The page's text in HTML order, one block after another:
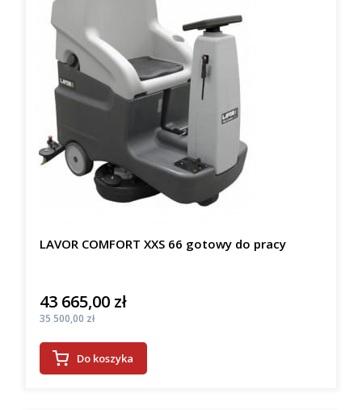
LAVOR COMFORT XXS 66 gotowy do pracy
Cena
43 665,00 zł
Cena
35 500,00 zł
Do koszyka